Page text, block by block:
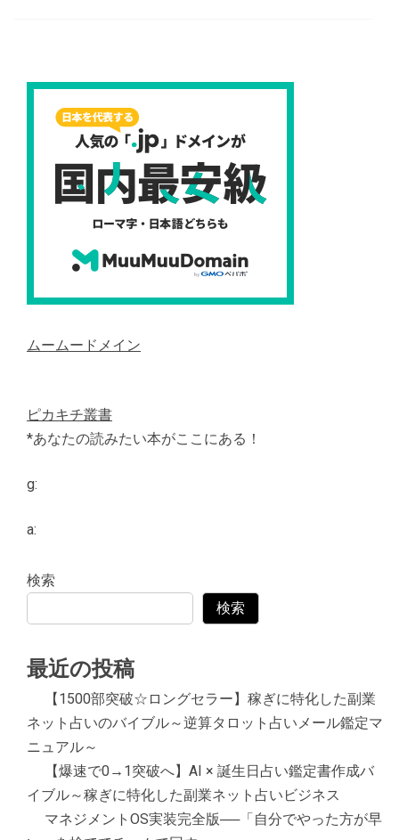
ムームードメイン
ピカキチ叢書
*あなたの読みたい本がここにある！
g:
a:
検索
検索
最近の投稿
【1500部突破☆ロングセラー】稼ぎに特化した副業
ネット占いのバイブル～逆算タロット占いメール鑑定マ
ニュアル～
【爆速で0→1突破へ】AI × 誕生日占い鑑定書作成バ
イブル～稼ぎに特化した副業ネット占いビジネス
マネジメントOS実装完全版──「自分でやった方が早